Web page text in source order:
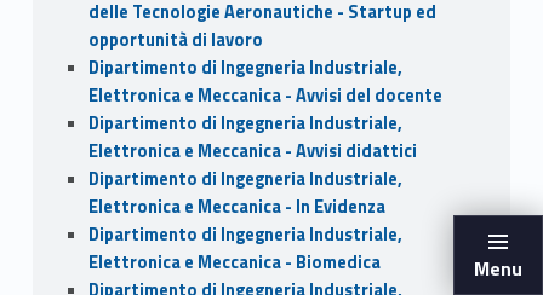
Menu
delle Tecnologie Aeronautiche - Startup ed
opportunità di lavoro
Dipartimento di Ingegneria Industriale,
Elettronica e Meccanica - Avvisi del docente
Dipartimento di Ingegneria Industriale,
Elettronica e Meccanica - Avvisi didattici
Dipartimento di Ingegneria Industriale,
Elettronica e Meccanica - In Evidenza
Dipartimento di Ingegneria Industriale,
Elettronica e Meccanica - Biomedica